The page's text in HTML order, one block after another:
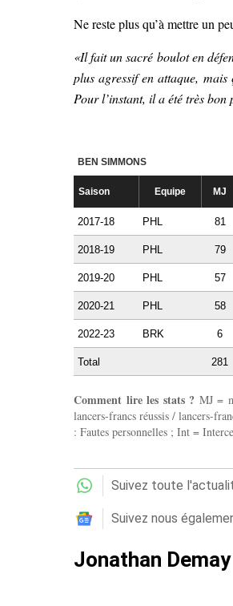
Ne reste plus qu’à mettre un
«Il fait un sacré boulot en
plus agressif en attaque,
Pour l’instant, il a été très bon
BEN SIMMONS
Saison Equipe MJ
2017-18 PHL 81
2018-19 PHL 79
2019-20 PHL 57
2020-21 PHL 58
2022-23 BRK 6
Total 281
Comment lire les stats ? MJ =
lancers-francs réussis / lancers-
: Fautes personnelles ; Int =
Suivez toute
Suivez nous
Jonathan Demay